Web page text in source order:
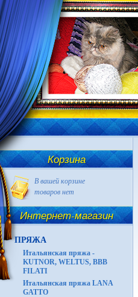
Корзина
В вашей корзине
товаров нет
Интернет-магазин
ПРЯЖА
Итальянская пряжа -
KUTNOR, WELTUS, BBB
FILATI
Итальянская пряжа LANA
GATTO